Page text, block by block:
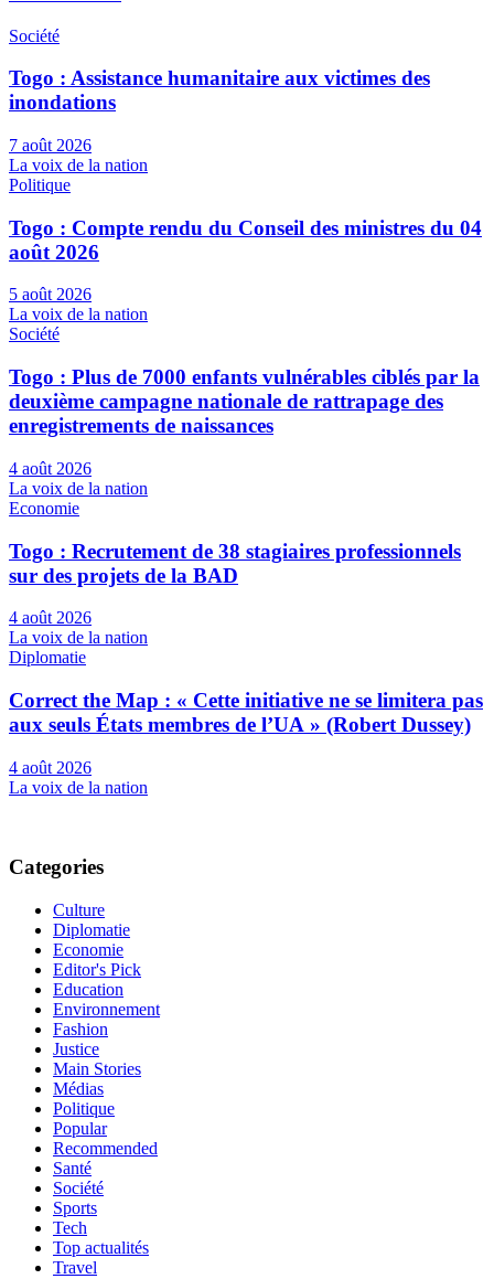
Société
Togo : Assistance humanitaire aux victimes des
inondations
7 août 2026
La voix de la nation
Politique
Togo : Compte rendu du Conseil des ministres du 04
août 2026
5 août 2026
La voix de la nation
Société
Togo : Plus de 7000 enfants vulnérables ciblés par la
deuxième campagne nationale de rattrapage des
enregistrements de naissances
4 août 2026
La voix de la nation
Economie
Togo : Recrutement de 38 stagiaires professionnels
sur des projets de la BAD
4 août 2026
La voix de la nation
Diplomatie
Correct the Map : « Cette initiative ne se limitera pas
aux seuls États membres de l’UA » (Robert Dussey)
4 août 2026
La voix de la nation
Categories
Culture
Diplomatie
Economie
Editor's Pick
Education
Environnement
Fashion
Justice
Main Stories
Médias
Politique
Popular
Recommended
Santé
Société
Sports
Tech
Top actualités
Travel